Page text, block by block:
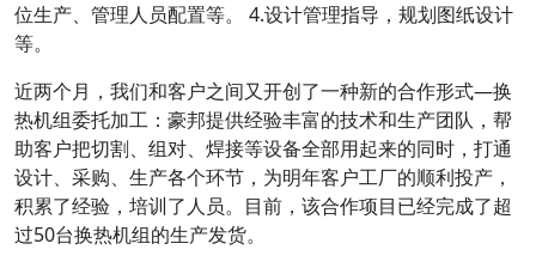
位生产、管理人员配置等。 4.设计管理指导，规划图纸设计
等。
近两个月，我们和客户之间又开创了一种新的合作形式—换
热机组委托加工：豪邦提供经验丰富的技术和生产团队，帮
助客户把切割、组对、焊接等设备全部用起来的同时，打通
设计、采购、生产各个环节，为明年客户工厂的顺利投产，
积累了经验，培训了人员。目前，该合作项目已经完成了超
过50台换热机组的生产发货。